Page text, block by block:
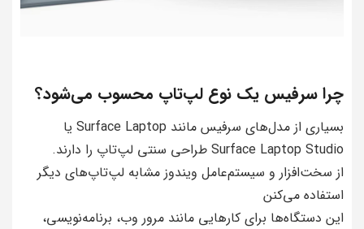
چرا سرفیس یک نوع لپ‌تاپ محسوب می‌شود؟
بسیاری از مدل‌های سرفیس مانند Surface Laptop یا
Surface Laptop Studio طراحی سنتی لپ‌تاپ را دارند.
از سخت‌افزار و سیستم‌عامل ویندوز مشابه لپ‌تاپ‌های دیگر
استفاده می‌کنن
این دستگاه‌ها برای کارهایی مانند مرور وب، برنامه‌نویسی،